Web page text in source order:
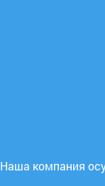
Наша компания